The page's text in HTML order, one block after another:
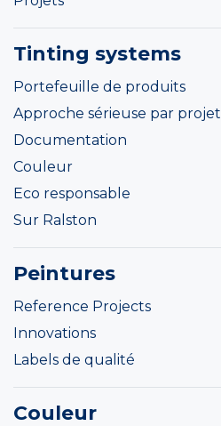
Tinting systems
Portefeuille de produits
Approche sérieuse par projet
Documentation
Couleur
Eco responsable
Sur Ralston
Peintures
Reference Projects
Innovations
Labels de qualité
Couleur